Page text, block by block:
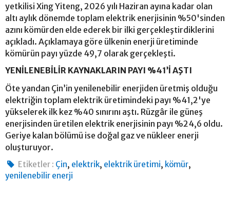
yetkilisi Xing Yiteng, 2026 yılı Haziran ayına kadar olan
altı aylık dönemde toplam elektrik enerjisinin %50'sinden
azını kömürden elde ederek bir ilki gerçekleştirdiklerini
açıkladı. Açıklamaya göre ülkenin enerji üretiminde
kömürün payı yüzde 49,7 olarak gerçekleşti.
YENİLENEBİLİR KAYNAKLARIN PAYI %41’İ AŞTI
Öte yandan Çin’in yenilenebilir enerjiden üretmiş olduğu
elektriğin toplam elektrik üretimindeki payı %41,2'ye
yükselerek ilk kez %40 sınırını aştı. Rüzgâr ile güneş
enerjisinden üretilen elektrik enerjisinin payı %24,6 oldu.
Geriye kalan bölümü ise doğal gaz ve nükleer enerji
oluşturuyor.
Etiketler : Çin, elektrik, elektrik üretimi, kömür,
yenilenebilir enerji